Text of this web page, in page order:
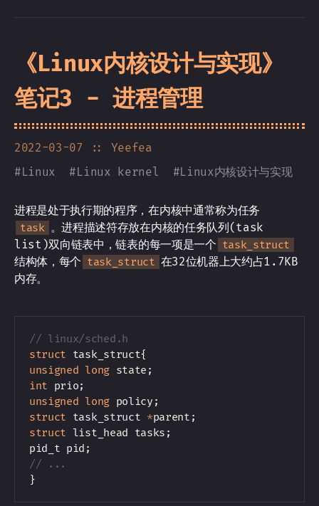
《Linux内核设计与实现》
笔记3 - 进程管理
2022-03-07
:: Yeefea
# Linux # Linux kernel #Linux内核设计与实现
进程是处于执行期的程序，在内核中通常称为任务
task 。进程描述符存放在内核的任务队列(task
list)双向链表中，链表的每一项是一个 task_struct
结构体，每个 task_struct 在32位机器上大约占1.7KB
内存。
// linux/sched.h
struct
task_struct{
unsigned
long state ;
int prio;
unsigned
long policy ;
struct
task_struct *parent ;
struct
list_head tasks ;
pid_t pid ;
// ...
}